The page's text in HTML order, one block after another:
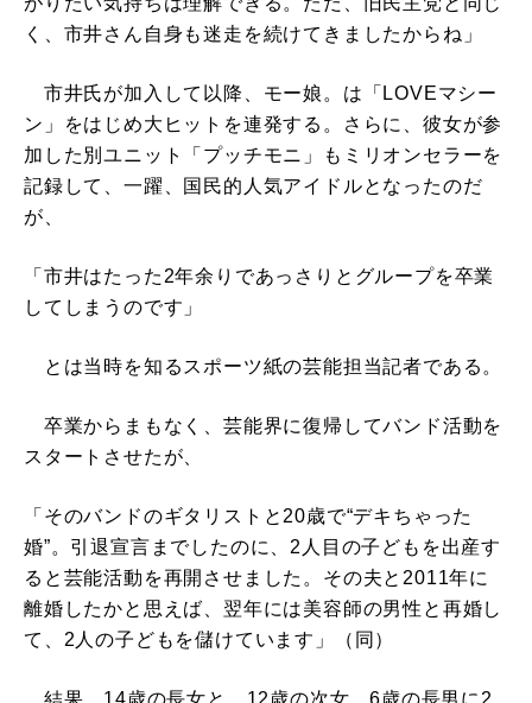
く、市井さん自身も迷走を続けてきましたからね」
市井氏が加入して以降、モー娘。は「LOVEマシー
ン」をはじめ大ヒットを連発する。さらに、彼女が参
加した別ユニット「プッチモニ」もミリオンセラーを
記録して、一躍、国民的人気アイドルとなったのだ
が、
「市井はたった2年余りであっさりとグループを卒業
してしまうのです」
とは当時を知るスポーツ紙の芸能担当記者である。
卒業からまもなく、芸能界に復帰してバンド活動を
スタートさせたが、
「そのバンドのギタリストと20歳で“デキちゃった
婚”。引退宣言までしたのに、2人目の子どもを出産す
ると芸能活動を再開させました。その夫と2011年に
離婚したかと思えば、翌年には美容師の男性と再婚し
て、2人の子どもを儲けています」（同）